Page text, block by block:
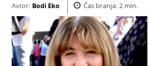
Avtor: Bodi Eko Čas branja: 2 min.